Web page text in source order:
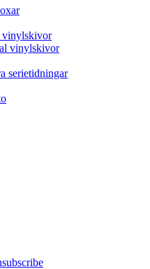
vinylskivor
vinylskivor
serietidningar